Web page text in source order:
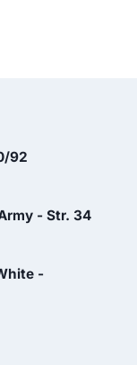
92
- Str. 34
-